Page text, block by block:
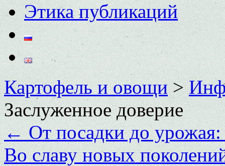
Этика публикаций
Картофель и овощи>
Заслуженное доверие
←От посадки до урожая:
Во славу новых